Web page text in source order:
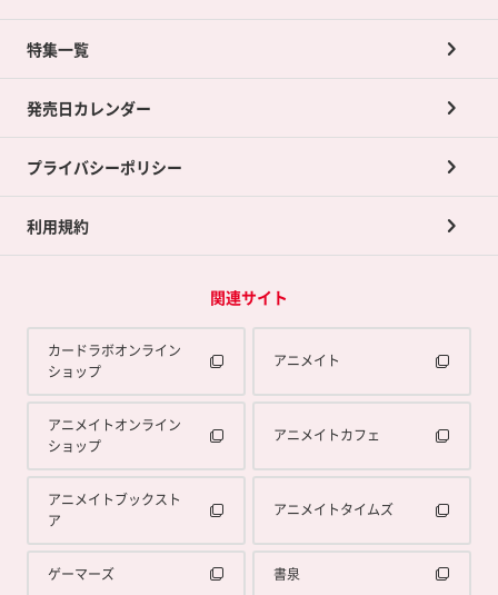
ネット買取について
買取承諾書について
ポイントカードTOP
ポイント交換景品
特集一覧
発売日カレンダー
プライバシーポリシー
利用規約
関連サイト
カードラボオンライン
ショップ
アニメイト
アニメイトオンライン
ショップ
アニメイトカフェ
アニメイトブックスト
ア
アニメイトタイムズ
ゲーマーズ 書泉